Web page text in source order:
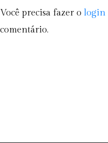
Você precisa fazer o login
comentário.